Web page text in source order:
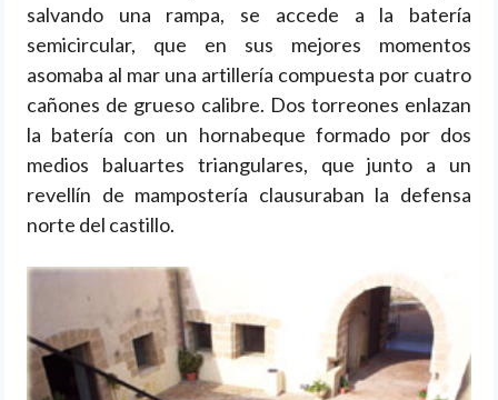
salvando una rampa, se accede a la batería
semicircular, que en sus mejores momentos
asomaba al mar una artillería compuesta por cuatro
cañones de grueso calibre. Dos torreones enlazan
la batería con un hornabeque formado por dos
medios baluartes triangulares, que junto a un
revellín de mampostería clausuraban la defensa
norte del castillo.